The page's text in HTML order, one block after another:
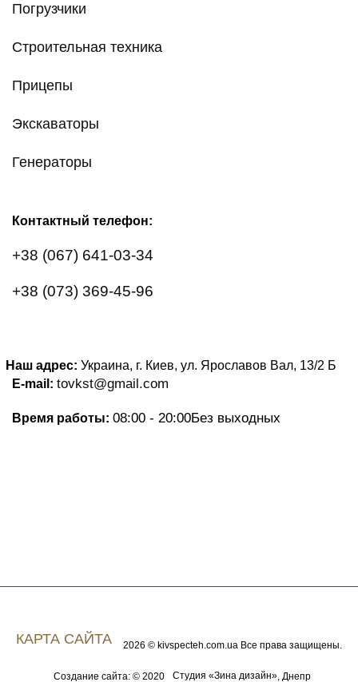
Погрузчики
Строительная техника
Прицепы
Экскаваторы
Генераторы
Контактный телефон:
+38 (067) 641-03-34
+38 (073) 369-45-96
Наш адрес: Украина, г. Киев, ул. Ярославов Вал, 13/2 Б
E-mail: tovkst@gmail.com
Время работы: 08:00 - 20:00Без выходных
КАРТА САЙТА 2026 © kivspecteh.com.ua Все права защищены.
Создание сайта: © 2020 Студия «Зина дизайн» , Днепр